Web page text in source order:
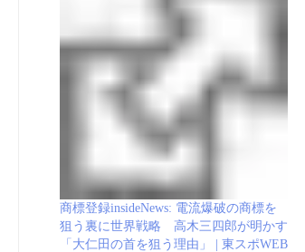
商標登録insideNews: 電流爆破の商標を
狙う裏に世界戦略 高木三四郎が明かす
「大仁田の首を狙う理由」 | 東スポWEB